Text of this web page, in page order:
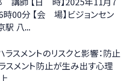
時00分 【会 場】ビジョンセン
駅 八...
スメントのリスクと影響：防止
メント防止が生み出す心理